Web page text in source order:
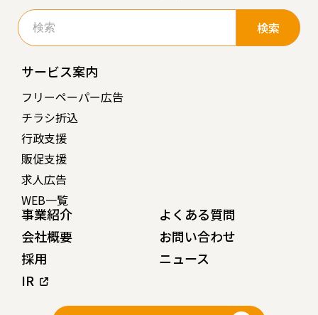
検
索:
サービス案内
フリーペーパー広告
チラシ折込
行政支援
販促支援
求人広告
WEB一覧
事業紹介
会社概要
採用
IR
よくある質問
お問い合わせ
ニュース